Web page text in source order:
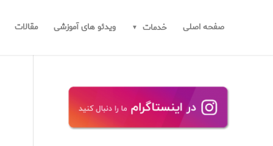
صفحه اصلی خدمات ویدئو های آموزشی مقالات